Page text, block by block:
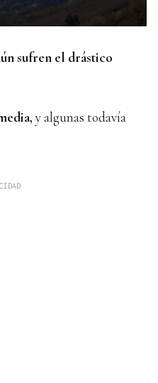
sufren el drástico
y algunas todavía